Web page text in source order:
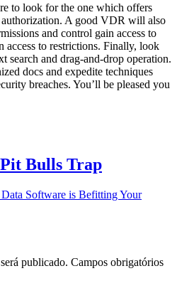
to look for the one which offers
A good VDR will also
and control gain access to
access to restrictions. Finally, look
search and drag-and-drop operation.
docs and expedite techniques
breaches. You’ll be pleased you
Bulls Trap
Software is Befitting Your
publicado. Campos obrigatórios